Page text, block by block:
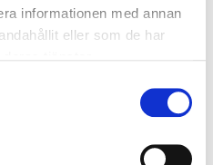
informationen med annan
eller som de har
Linect-drivare som ansluts